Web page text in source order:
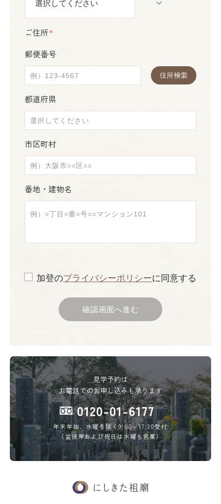
ご住所＊
郵便番号
住所検索
都道府県
市区町村
番地・建物名
加登のプライバシーポリシーに同意する
確認画面へ進む
見学予約は
お電話でのお申し込みも承ります
0120-01-6177
年末年始、水曜を除く9:00～17:30受付
（盆彼岸および祝日は水曜も営業）